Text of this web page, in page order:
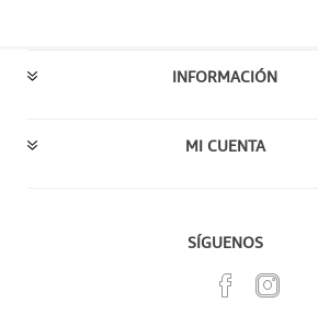
INFORMACIÓN
MI CUENTA
SÍGUENOS